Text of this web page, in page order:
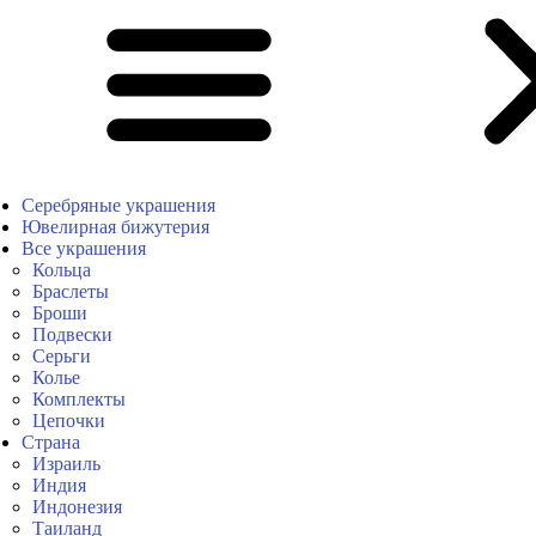
Серебряные украшения
Ювелирная бижутерия
Все украшения
Кольца
Браслеты
Броши
Подвески
Серьги
Колье
Комплекты
Цепочки
Страна
Израиль
Индия
Индонезия
Таиланд